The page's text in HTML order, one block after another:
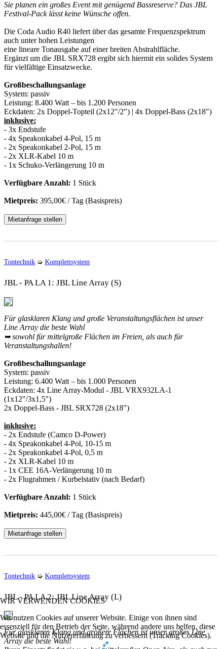
Sie planen ein großes Event mit genügend Bassreserve? Das JBL
Festival-Pack lässt keine Wünsche offen.
Die Coda Audio R40 liefert über das gesamte Frequenzspektrum
auch unter hohen Leistungen
eine lineare Tonausgabe auf einer breiten Abstrahlfläche.
Ergänzt um die JBL SRX728 ergibt sich hiermit ein solides System
für vielfältige Einsatzwecke.
Großbeschallungsanlage
System: passiv
Leistung: 8.400 Watt – bis 1.200 Personen
Eckdaten: 2x Doppel-Topteil (2x12"/2") | 4x Doppel-Bass (2x18")
inklusive:
- 3x Endstufe
- 4x Speakonkabel 4-Pol, 15 m
- 2x Speakonkabel 2-Pol, 15 m
- 2x XLR-Kabel 10 m
- 1x Schuko-Verlängerung 10 m
Verfügbare Anzahl: 1 Stück
Mietpreis: 395,00€ / Tag (Basispreis)
Mietanfrage stellen
Tontechnik ➭ Komplettsystem
JBL - PA LA 1: JBL Line Array (S)
Für glasklaren Klang und große Veranstaltungsflächen ist unser
Line Array die beste Wahl
➥ sowohl für mittelgroße Flächen im Freien, als auch für
Veranstaltungshallen!
Großbeschallungsanlage
System: passiv
Leistung: 6.400 Watt – bis 1.000 Personen
Eckdaten: 4x Line Array-Modul - JBL VRX932LA-1
(1x12"/3x1,5")
2x Doppel-Bass - JBL SRX728 (2x18")
inklusive:
- 2x Endstufe (Camco D-Power)
- 4x Speakonkabel 4-Pol, 10-15 m
- 2x Speakonkabel 4-Pol, 0,5 m
- 2x XLR-Kabel 10 m
- 1x CEE 16A-Verlängerung 10 m
- 2x Flugrahmen / Kurbelstativ (nach Bedarf)
Verfügbare Anzahl: 1 Stück
Mietpreis: 445,00€ / Tag (Basispreis)
Mietanfrage stellen
Tontechnik ➭ Komplettsystem
JBL - PA LA 2: JBL Line Array (L)
Für glasklaren Klang und größere Flächen ist unser großes Line
Array die beste Wahl!
WIR VERWENDEN COOKIES
Wir nutzen Cookies auf unserer Website. Einige von ihnen sind
essenziell für den Betrieb der Seite, während andere uns helfen, diese
Website und die Nutzererfahrung zu verbessern (Tracking Cookies).